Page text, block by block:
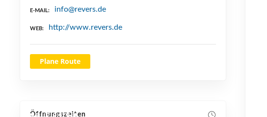
E-MAIL info@revers.de
WEB http://www.revers.de
Plane Route
Öffnungszeiten